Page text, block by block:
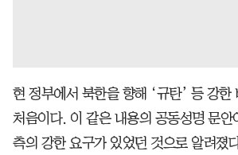
현 정부에서 북한을 향해 ‘규탄’ 등 강한
처음이다. 이 같은 내용의 공동성명 문안
측의 강한 요구가 있었던 것으로 알려졌